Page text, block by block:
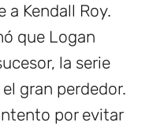
Kendall Roy.
que Logan
la serie
gran perdedor.
por evitar